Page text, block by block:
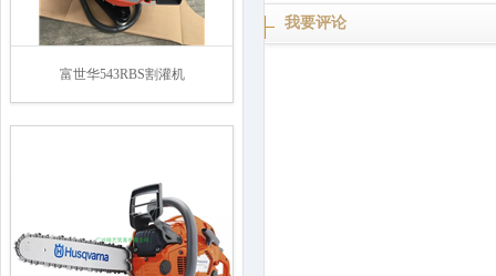
富世华543RBS割灌机
我要评论